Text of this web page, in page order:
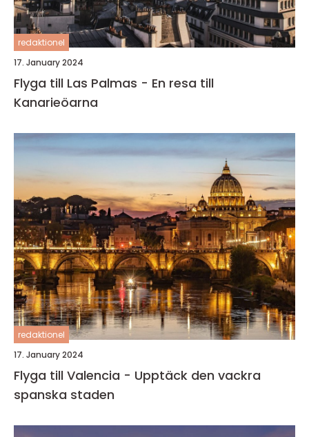
redaktionel
17. January 2024
Flyga till Las Palmas - En resa till
Kanarieöarna
redaktionel
17. January 2024
Flyga till Valencia - Upptäck den vackra
spanska staden